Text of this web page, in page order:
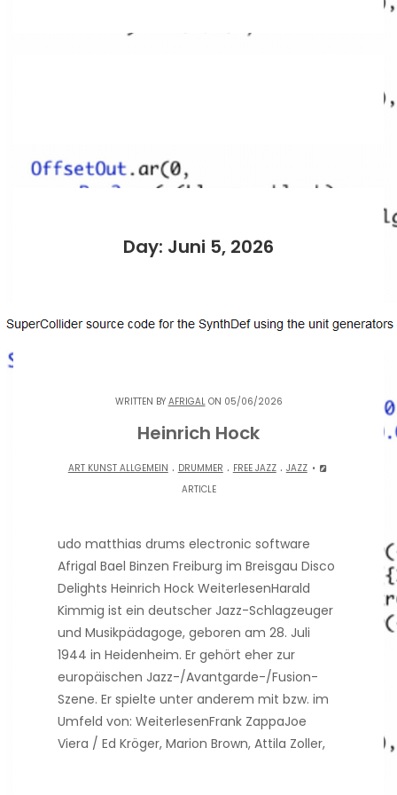
Day: Juni 5, 2026
WRITTEN BY AFRIGALON 05/06/2026
Heinrich Hock
ART KUNST ALLGEMEIN . DRUMMER . FREE JAZZ. JAZZ
ARTICLE
udo matthias drums electronic software
Afrigal Bael Binzen Freiburg im Breisgau Disco
Delights Heinrich Hock WeiterlesenHarald
Kimmig ist ein deutscher Jazz-Schlagzeuger
und Musikpädagoge, geboren am 28. Juli
1944 in Heidenheim. Er gehört eher zur
europäischen Jazz-/Avantgarde-/Fusion-
Szene. Er spielte unter anderem mit bzw. im
Umfeld von: WeiterlesenFrank ZappaJoe
Viera / Ed Kröger, Marion Brown, Attila Zoller,